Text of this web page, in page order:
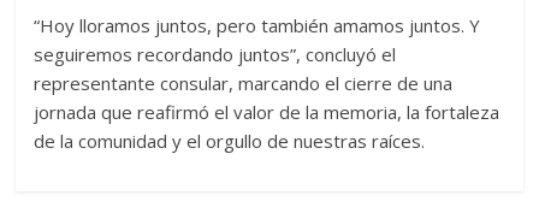
“Hoy lloramos juntos, pero también amamos juntos. Y
seguiremos recordando juntos”, concluyó el
representante consular, marcando el cierre de una
jornada que reafirmó el valor de la memoria, la fortaleza
de la comunidad y el orgullo de nuestras raíces.